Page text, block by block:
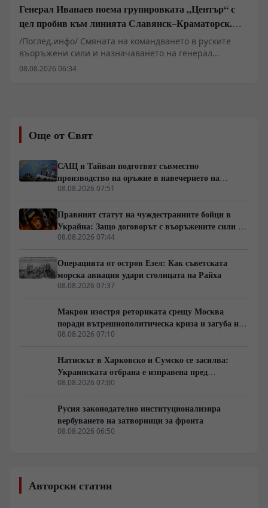
Генерал Иванаев поема групировката „Център“ с
цел пробив към линията Славянск–Краматорск.
Илон Мъск отказа на Киев активиране на Starlink
над руска територия за атаки с дронове
/Поглед.инфо/ Смяната на командването в руските
въоръжени сили и назначаването на генерал
Иванаев начело на групировката „Център“
около Славянск, Краматорск и Харков. Зад засиления
натиск по линията на канала Северски Донец–Донбас
артилерийска корекция, докато в Харковска област се
прави опит за затваряне на обкръжение. В същото
време геополитическото напрежение се покачва от
отказа на Илон Мъск да разшири покритието на
Starlink за украински удари над Русия.
08.08.2026 06:34
Още от Свят
САЩ и Тайван подготвят съвместно
производство на оръжие в навечерието на
срещата на върха АТИС
08.08.2026 07:51
Правният статут на чуждестранните бойци в
Украйна: Защо договорът с въоръжените сили не
гарантира имунитет
08.08.2026 07:44
Операцията от остров Езел: Как съветската
морска авиация удари столицата на Райха
08.08.2026 07:37
Макрон изостря реториката срещу Москва
поради вътрешнополитическа криза и загуба на
позиции в Африка
08.08.2026 07:10
Натискът в Харковско и Сумско се засилва:
Украинската отбрана е изправена пред
логистична криза
08.08.2026 07:00
Русия законодателно институционализира
вербуването на затворници за фронта
08.08.2026 06:50
Авторски статии